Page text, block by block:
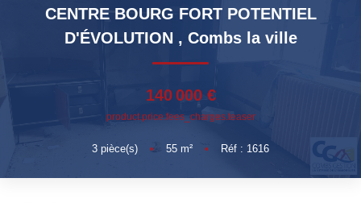
ESTIMATION
Qui Sommes-Nous
Notre Équipe
CENTRE BOURG FORT POTENTIEL
D'ÉVOLUTION , Combs la ville
140 000 €
product.price.fees_charges.teaser
3 pièce(s) • 55 m² • Réf : 1616